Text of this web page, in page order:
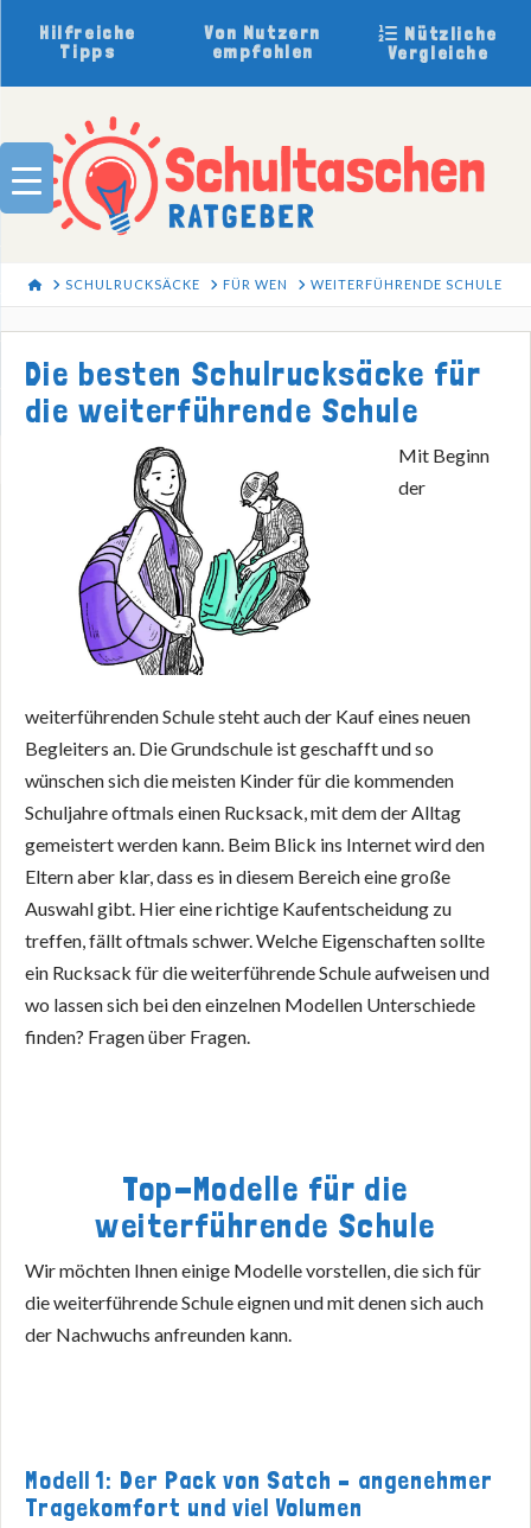
Hilfreiche
Tipps
Von Nutzern
empfohlen
Nützliche
Vergleiche
HOME
SCHULRUCKSÄCKE FÜR WEN WEITERFÜHRENDE SCHULE
Die besten Schulrucksäcke für
die weiterführende Schule
Mit Beginn
der
weiterführenden Schule steht auch der Kauf eines neuen
Begleiters an. Die Grundschule ist geschafft und so
wünschen sich die meisten Kinder für die kommenden
Schuljahre oftmals einen Rucksack, mit dem der Alltag
gemeistert werden kann. Beim Blick ins Internet wird den
Eltern aber klar, dass es in diesem Bereich eine große
Auswahl gibt. Hier eine richtige Kaufentscheidung zu
treffen, fällt oftmals schwer. Welche Eigenschaften sollte
ein Rucksack für die weiterführende Schule aufweisen und
wo lassen sich bei den einzelnen Modellen Unterschiede
finden? Fragen über Fragen.
Top-Modelle für die
weiterführende Schule
Wir möchten Ihnen einige Modelle vorstellen, die sich für
die weiterführende Schule eignen und mit denen sich auch
der Nachwuchs anfreunden kann.
Modell 1: Der Pack von Satch – angenehmer
Tragekomfort und viel Volumen